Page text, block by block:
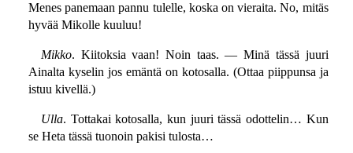
Menes panemaan pannu tulelle, koska on vieraita. No, mitäs
hyvää Mikolle kuuluu!
Mikko. Kiitoksia vaan! Noin taas. — Minä tässä juuri
Ainalta kyselin jos emäntä on kotosalla. (Ottaa piippunsa ja
istuu kivellä.)
Ulla. Tottakai kotosalla, kun juuri tässä odottelin… Kun
se Heta tässä tuonoin pakisi tulosta…